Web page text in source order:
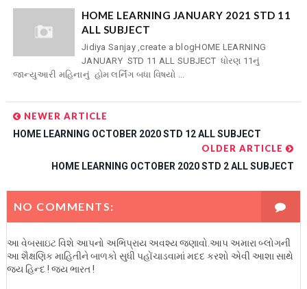
HOME LEARNING JANUARY 2021 STD 11
ALL SUBJECT
Jidiya Sanjay ,create a blogHOME LEARNING
JANUARY STD 11 ALL SUBJECT ધોરણ 11નું
જાન્યુઆરી મહિનાનું હોમ લર્નિંગ બધા વિષયો ...
NEWER ARTICLE
HOME LEARNING OCTOBER 2020 STD 12 ALL SUBJECT
OLDER ARTICLE
HOME LEARNING OCTOBER 2020 STD 2 ALL SUBJECT
NO COMMENTS:
આ વેબસાઇટ વિશે આપનો અભિપ્રાય અવશ્ય જણાવો.આપ અમારા બ્લોગની
આ શૈક્ષણિક માહિતીને બાળકો સુધી પહોંચાડવામાં મદદ કરશો એવી આશા સાથે
જય હિન્દ ! જય ભારત !